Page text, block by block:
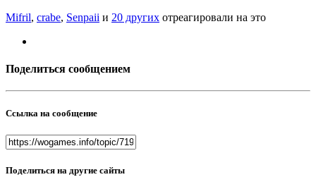
Mifril, crabe, Senpaii и 20 других отреагировали на это
Поделиться сообщением
Ссылка на сообщение
Поделиться на другие сайты